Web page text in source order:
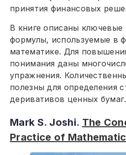
принятия финансовых
В книге описаны
формулы, используемые в
математике. Для
понимания даны
упражнения.
полезны для определения
деривативов ценных бумаг.
Mark S. Joshi. The
Practice of